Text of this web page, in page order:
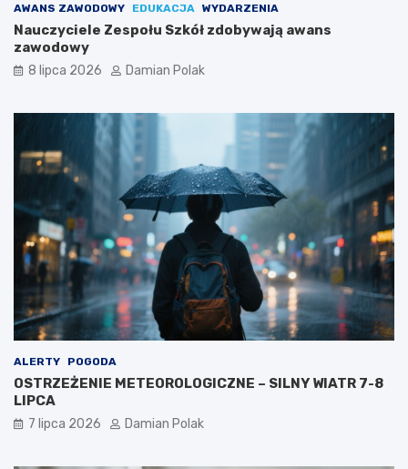
AWANS ZAWODOWY EDUKACJA WYDARZENIA
Nauczyciele Zespołu Szkół zdobywają awans
zawodowy
8 lipca 2026 Damian Polak
ALERTY POGODA
OSTRZEŻENIE METEOROLOGICZNE – SILNY WIATR 7-8
LIPCA
7 lipca 2026 Damian Polak